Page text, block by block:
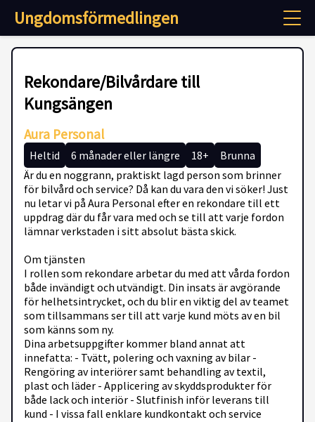
Ungdomsförmedlingen
Rekondare/Bilvårdare till
Kungsängen
Aura Personal
Heltid 6 månader eller längre 18+
Brunna
Är du en noggrann, praktiskt lagd person som brinner
för bilvård och service? Då kan du vara den vi söker! Just
nu letar vi på Aura Personal efter en rekondare till ett
uppdrag där du får vara med och se till att varje fordon
lämnar verkstaden i sitt absolut bästa skick.
Om tjänsten
I rollen som rekondare arbetar du med att vårda fordon
både invändigt och utvändigt. Din insats är avgörande
för helhetsintrycket, och du blir en viktig del av teamet
som tillsammans ser till att varje kund möts av en bil
som känns som ny.
Dina arbetsuppgifter kommer bland annat att
innefatta: - Tvätt, polering och vaxning av bilar -
Rengöring av interiörer samt behandling av textil,
plast och läder - Applicering av skyddsprodukter för
både lack och interiör - Slutfinish inför leverans till
kund - I vissa fall enklare kundkontakt och service